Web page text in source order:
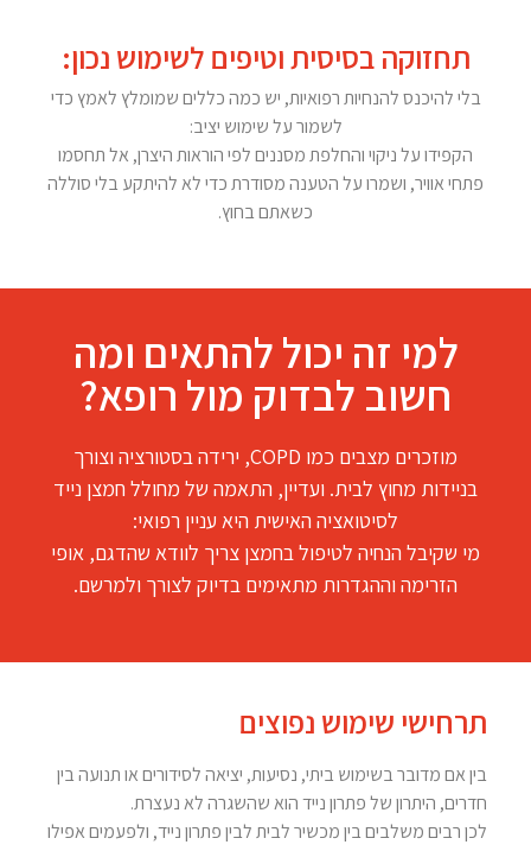
תחזוקה בסיסית וטיפים לשימוש נכון:
בלי להיכנס להנחיות רפואיות, יש כמה כללים שמומלץ לאמץ כדי
לשמור על שימוש יציב:
הקפידו על ניקוי והחלפת מסננים לפי הוראות היצרן, אל תחסמו
פתחי אוויר, ושמרו על הטענה מסודרת כדי לא להיתקע בלי סוללה
כשאתם בחוץ.
למי זה יכול להתאים ומה
חשוב לבדוק מול רופא?
מוזכרים מצבים כמו COPD, ירידה בסטורציה וצורך
בניידות מחוץ לבית. ועדיין, התאמה של מחולל חמצן נייד
לסיטואציה האישית היא עניין רפואי:
מי שקיבל הנחיה לטיפול בחמצן צריך לוודא שהדגם, אופי
הזרימה וההגדרות מתאימים בדיוק לצורך ולמרשם.
תרחישי שימוש נפוצים
בין אם מדובר בשימוש ביתי, נסיעות, יציאה לסידורים או תנועה בין
חדרים, היתרון של פתרון נייד הוא שהשגרה לא נעצרת.
לכן רבים משלבים בין מכשיר לבית לבין פתרון נייד, ולפעמים אפילו